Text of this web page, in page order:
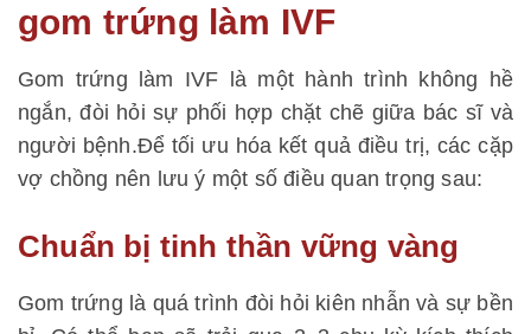
gom trứng làm IVF
Gom trứng làm IVF là một hành trình không hề
ngắn, đòi hỏi sự phối hợp chặt chẽ giữa bác sĩ và
người bệnh.Để tối ưu hóa kết quả điều trị, các cặp
vợ chồng nên lưu ý một số điều quan trọng sau:
Chuẩn bị tinh thần vững vàng
Gom trứng là quá trình đòi hỏi kiên nhẫn và sự bền